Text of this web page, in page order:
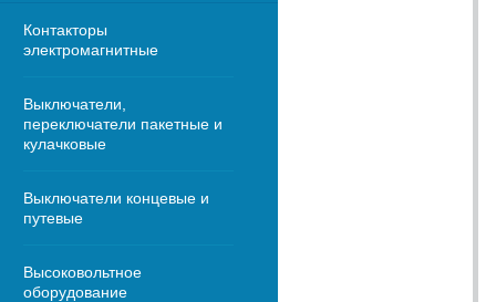
Контакторы
электромагнитные
Выключатели,
переключатели пакетные и
кулачковые
Выключатели концевые и
путевые
Высоковольтное
оборудование